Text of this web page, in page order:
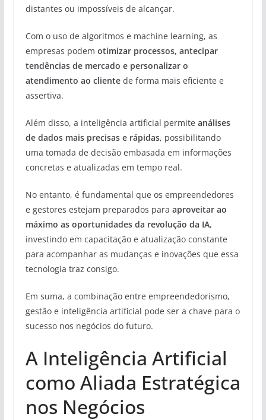
distantes ou impossíveis de alcançar.
Com o uso de algoritmos e machine learning, as
empresas podem otimizar processos, antecipar
tendências de mercado e personalizar o
atendimento ao clientede forma mais eficiente e
assertiva.
Além disso, a inteligência artificial permite análises
de dados mais precisas e rápidas, possibilitando
uma tomada de decisão embasada em informações
concretas e atualizadas em tempo real.
No entanto, é fundamental que os empreendedores
e gestores estejam preparados para aproveitar ao
máximo as oportunidades da revolução da IA,
investindo em capacitação e atualização constante
para acompanhar as mudanças e inovações que essa
tecnologia traz consigo.
Em suma, a combinação entre empreendedorismo,
gestão e inteligência artificial pode ser a chave para o
sucesso nos negócios do futuro.
A Inteligência Artificial
como Aliada Estratégica
nos Negócios